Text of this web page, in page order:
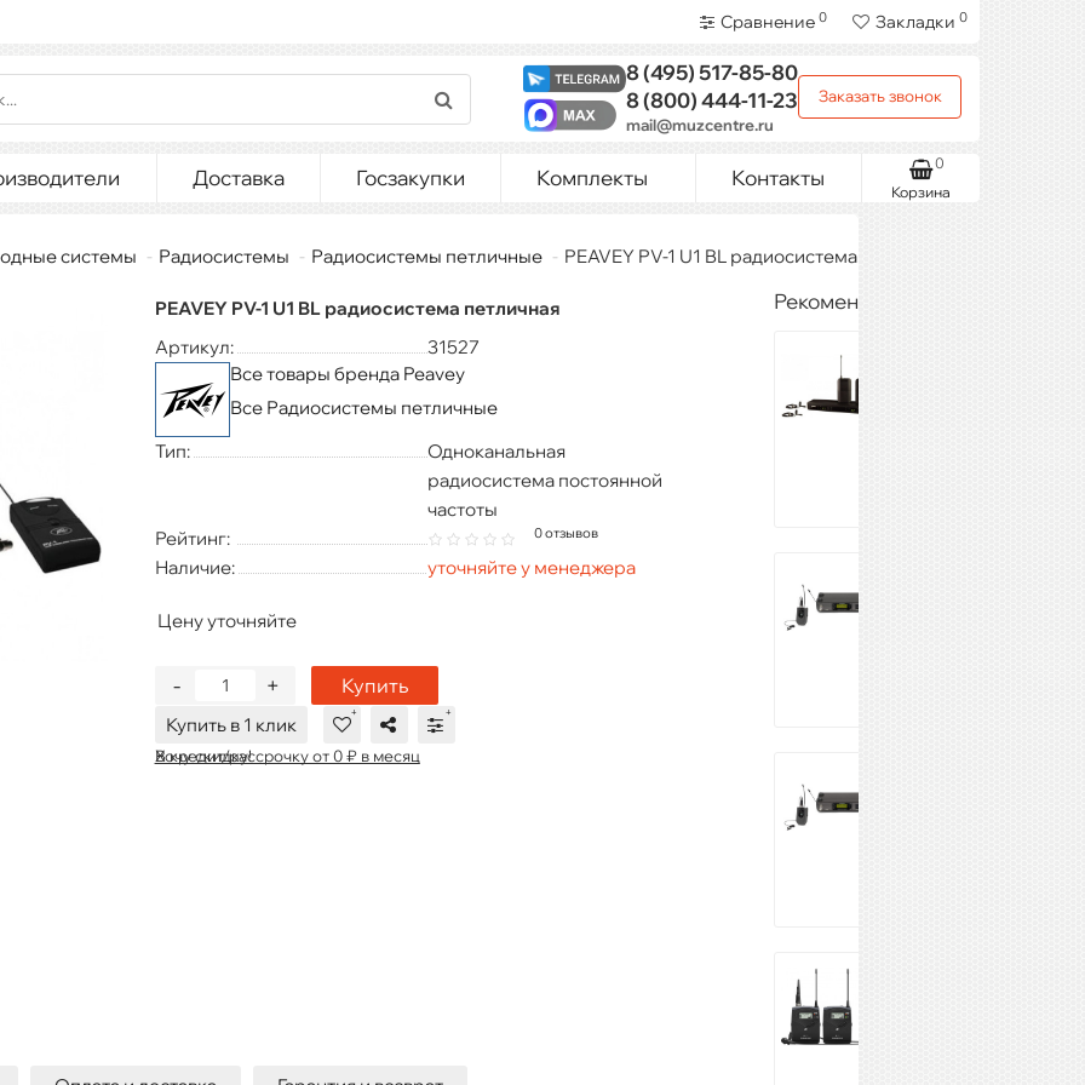
Сравнение 0 Закладки 0
8 (495)517-85-80
8 (800)444-11-23
mail@muzcentre.ru
Заказать звонок
Доставка Госзакупки Комплекты Контакты
Корзина
0
системы Радиосистемы Радиосистемы петличные PEAVEY PV-1 U1 BL радиосистема петличная
PEAVEY PV-1 U1 BL радиосистема петличная
Артикул:
31527
Все товары бренда Peavey
Все Радиосистемы петличные
Тип:
Одноканальная
радиосистема постоянной
частоты
Рейтинг:
0 отзывов
Наличие: уточняйте у менеджера
Цену уточняйте
+
- Купить
Купить в 1 клик
В кредит/рассрочку от 0 ₽ в месяц
Хочу скидку!
Рекомендуемые товары